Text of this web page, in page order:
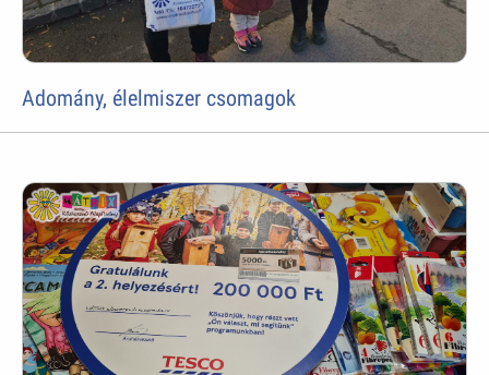
Adomány, élelmiszer csomagok